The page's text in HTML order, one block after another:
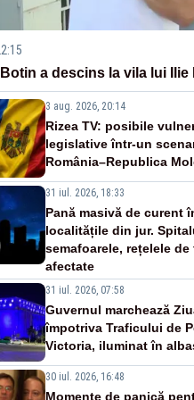
a descins la vila lui Ilie
3 aug. 2026, 20:14
Rizea TV: posibile
legislative într-un
România–Republica
31 iul. 2026, 18:33
Pană masivă de curent
localitățile din jur.
semafoarele, rețelele
afectate
31 iul. 2026, 07:58
Guvernul marchează
împotriva Traficului de
Victoria, iluminat în
30 iul. 2026, 16:48
Momente de panică